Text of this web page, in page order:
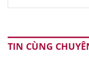
TIN CÙNG